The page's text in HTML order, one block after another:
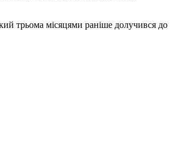
трьома місяцями раніше долучився до